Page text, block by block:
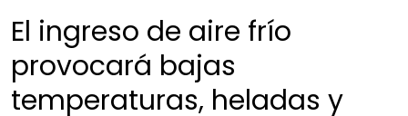
El ingreso de aire frío
provocará bajas
temperaturas, heladas y